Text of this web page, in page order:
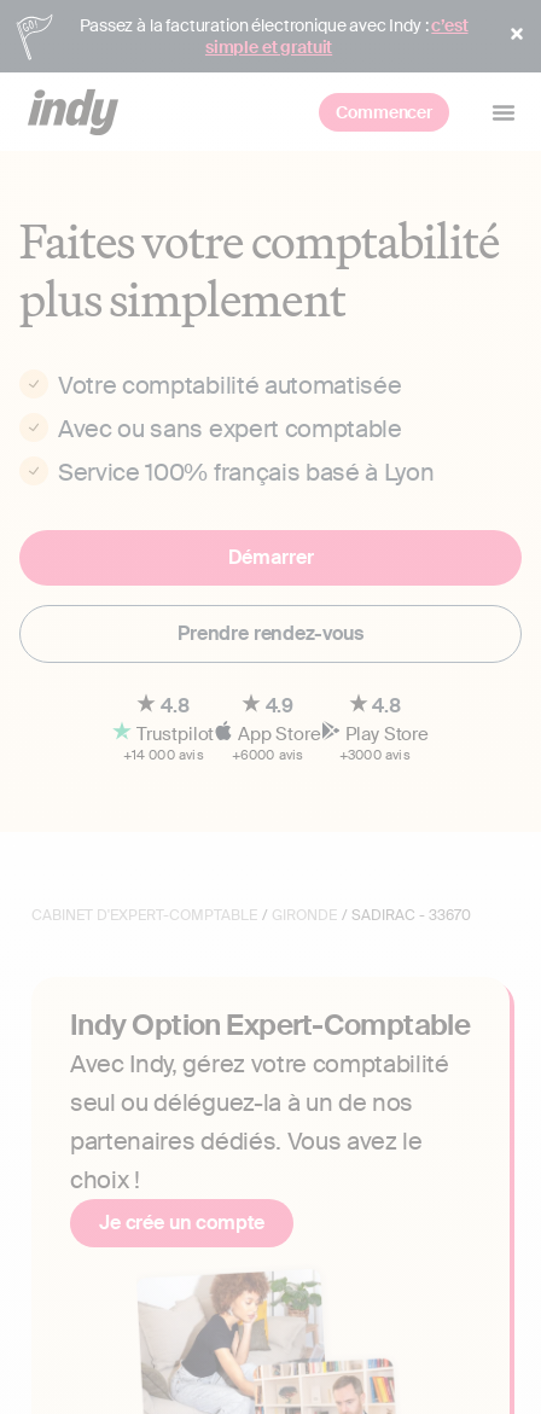
Passez à la facturation électronique avec Indy :c’est
simple et gratuit
Commencer
Faites votre comptabilité
plus simplement
Votre comptabilité automatisée
Avec ou sans expert comptable
Service 100% français basé à Lyon
Démarrer
Prendre rendez-vous
4.8
Trustpilot
+14 000 avis
4.9
App Store
+6000 avis
4.8
Play Store
+3000 avis
CABINET D'EXPERT-COMPTABLE / GIRONDE / SADIRAC - 33670
Indy Option Expert-Comptable
Avec Indy, gérez votre comptabilité
seul ou déléguez-la à un de nos
partenaires dédiés. Vous avez le
choix !
Je crée un compte